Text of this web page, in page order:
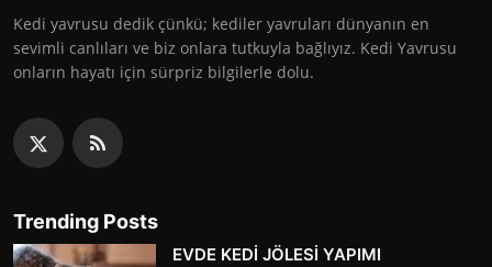
Kedi yavrusu dedik çünkü; kediler yavruları dünyanın en
sevimli canlıları ve biz onlara tutkuyla bağlıyız. Kedi Yavrusu
onların hayatı için sürpriz bilgilerle dolu.
Trending Posts
EVDE KEDİ JÖLESİ YAPIMI